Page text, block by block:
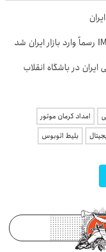
امداد کرمان موتور
بلیط اتوبوس